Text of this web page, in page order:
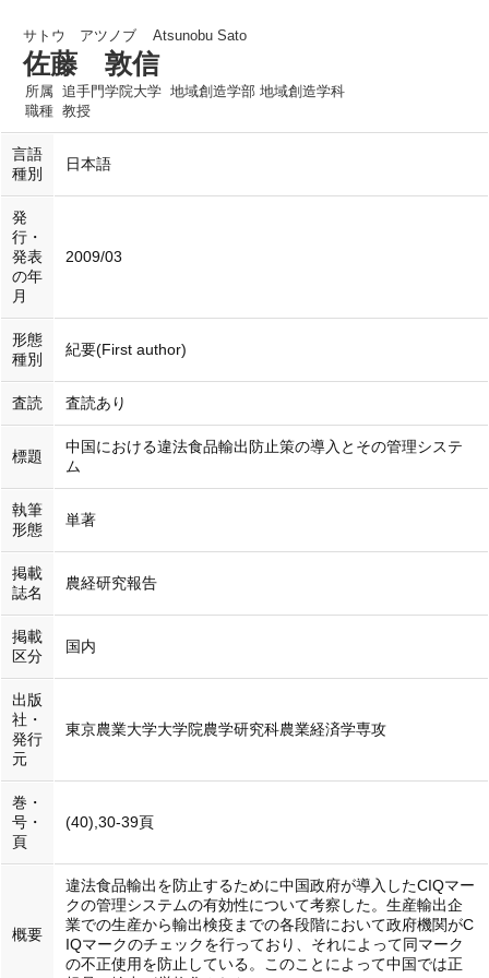
サトウ アツノブ Atsunobu Sato
佐藤 敦信
所属 追手門学院大学 地域創造学部 地域創造学科
職種 教授
言語
種別
日本語
発
行・
発表
の年
月
2009/03
形態
種別
紀要(First author)
査読 査読あり
標題
中国における違法食品輸出防止策の導入とその管理システ
ム
執筆
形態
単著
掲載
誌名
農経研究報告
掲載
区分
国内
出版
社・
発行
元
東京農業大学大学院農学研究科農業経済学専攻
巻・
号・
頁
(40),30-39頁
概要
違法食品輸出を防止するために中国政府が導入したCIQマー
クの管理システムの有効性について考察した。生産輸出企
業での生産から輸出検疫までの各段階において政府機関がC
IQマークのチェックを行っており、それによって同マーク
の不正使用を防止している。このことによって中国では正